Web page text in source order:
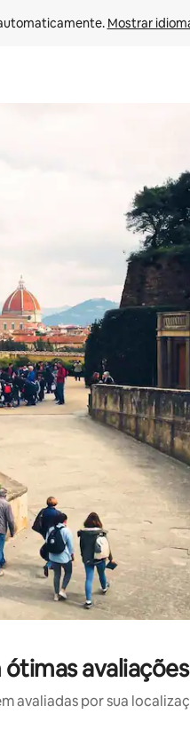
Mostrar
baixo do teclado ou tocando
avaliações
avaliadas por sua